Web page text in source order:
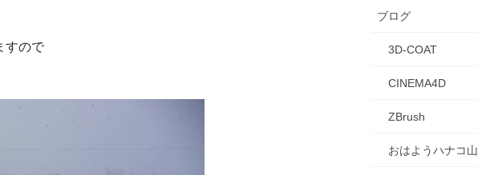
すので
ブログ
3D-COAT
CINEMA4D
ZBrush
おはようハナコ山